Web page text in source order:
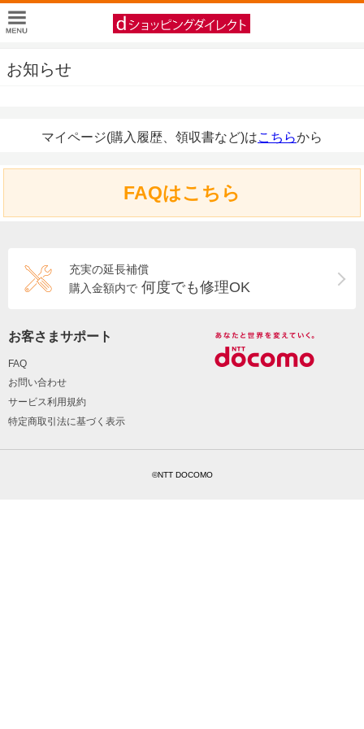
お知らせ
マイページ(購入履歴、領収書など)はこちらから
FAQはこちら
充実の延長補償
購入金額内で 何度でも修理OK
お客さまサポート
FAQ
お問い合わせ
サービス利用規約
特定商取引法に基づく表示
©NTT DOCOMO